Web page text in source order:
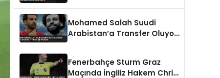
Mohamed Salah Suudi
Arabistan’a Transfer Oluyor
Fenerbahçe Sturm Graz
Maçında İngiliz Hakem Chris